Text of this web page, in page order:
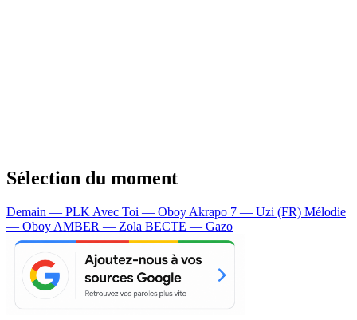
Sélection du moment
Demain — PLK Avec Toi — Oboy Akrapo 7 — Uzi (FR) Mélodie
— Oboy AMBER — Zola BECTE — Gazo